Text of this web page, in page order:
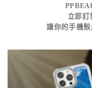
立即
讓你的手機殼